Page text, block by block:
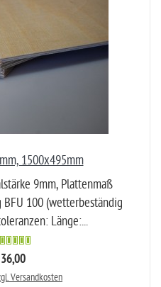
1500x495mm
9mm, Plattenmaß
100 (wetterbeständig
Länge:...
Versandkosten